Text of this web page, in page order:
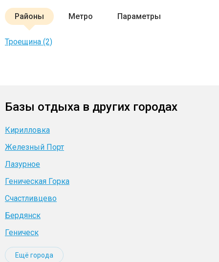
Районы Метро Параметры
Троещина (2)
Базы отдыха в других городах
Кирилловка
Железный Порт
Лазурное
Геническая Горка
Счастливцево
Бердянск
Геническ
Ещё города